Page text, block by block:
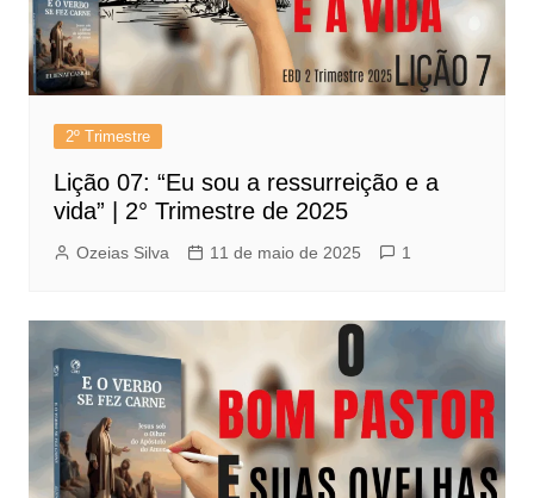
2º Trimestre
Lição 07: “Eu sou a ressurreição e a
vida” | 2° Trimestre de 2025
Ozeias Silva 11 de maio de 2025 1